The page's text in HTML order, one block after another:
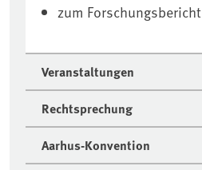
zum Forschungsbericht
Veranstaltungen
Rechtsprechung
Aarhus-Konvention